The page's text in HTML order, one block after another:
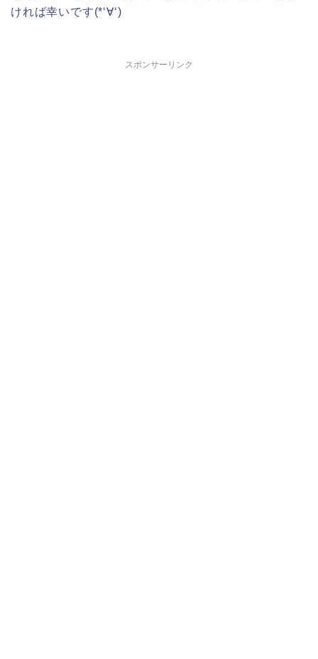
ければ幸いです(*‘∀‘)
スポンサーリンク